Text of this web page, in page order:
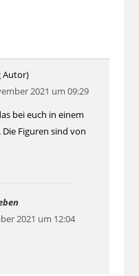
Autor)
2021 um 09:29
bei euch in einem
Figuren sind von
2021 um 12:04